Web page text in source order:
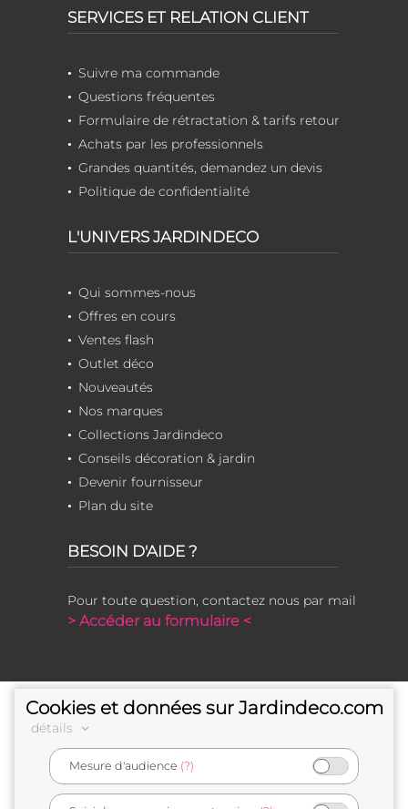
SERVICES ET RELATION CLIENT
Suivre ma commande
Questions fréquentes
Formulaire de rétractation & tarifs retour
Achats par les professionnels
Grandes quantités, demandez un devis
Politique de confidentialité
L'UNIVERS JARDINDECO
Qui sommes-nous
Offres en cours
Ventes flash
Outlet déco
Nouveautés
Nos marques
Collections Jardindeco
Conseils décoration & jardin
Devenir fournisseur
Plan du site
BESOIN D'AIDE ?
Pour toute question, contactez nous par mail
> Accéder au formulaire <
e-commerçant français
Cookies et données sur Jardindeco.com
détails
Mesure d'audience (?)